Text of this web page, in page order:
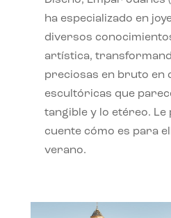
ha especializado en
diversos
artística,
preciosas en bruto en
escultóricas que
tangible y lo etéreo. Le
cuente cómo es para
verano.